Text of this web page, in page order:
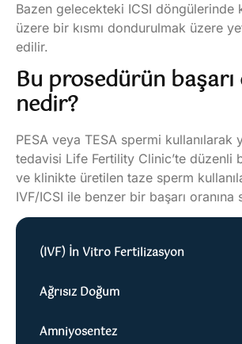
Bazen gelecekteki ICSI döngülerinde
üzere bir kısmı dondurulmak üzere
edilir.
Bu prosedürün başarı
nedir?
PESA veya TESA spermi kullanılarak
tedavisi Life Fertility Clinic’te düzenli
ve klinikte üretilen taze sperm
IVF/ICSI ile benzer bir başarı oranına
(IVF) İn Vitro Fertilizasyon
Ağrısız Doğum
Amniyosentez